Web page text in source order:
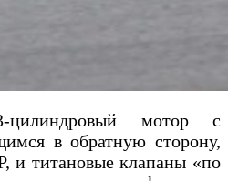
мотор с
в обратную сторону,
и титановые клапаны «по